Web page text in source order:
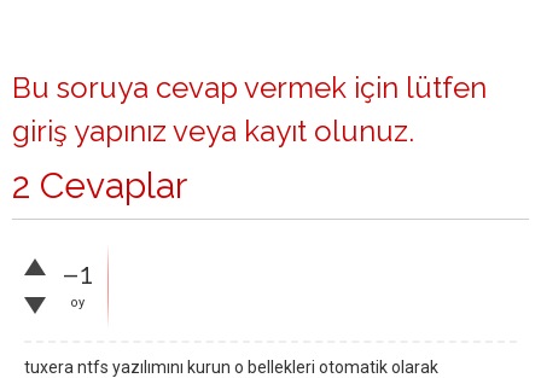
Bu soruya cevap vermek için lütfen
giriş yapınız veya kayıt olunuz.
2 Cevaplar
–1
oy
tuxera ntfs yazılımını kurun o bellekleri otomatik olarak